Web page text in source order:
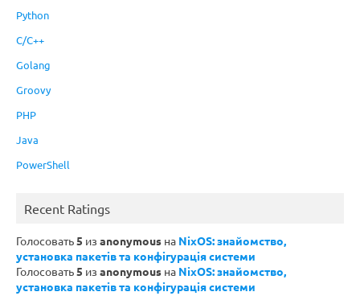
Python
C/C++
Golang
Groovy
PHP
Java
PowerShell
Recent Ratings
Голосовать5 из anonymous на NixOS: знайомство,
установка пакетів та конфігурація системи
Голосовать5 из anonymous на NixOS: знайомство,
установка пакетів та конфігурація системи